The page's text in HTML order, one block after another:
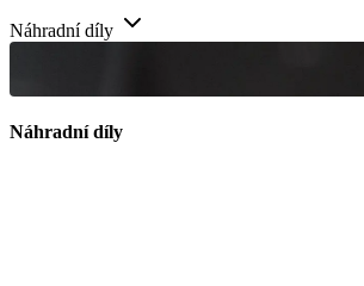
Náhradní díly
Náhradní díly